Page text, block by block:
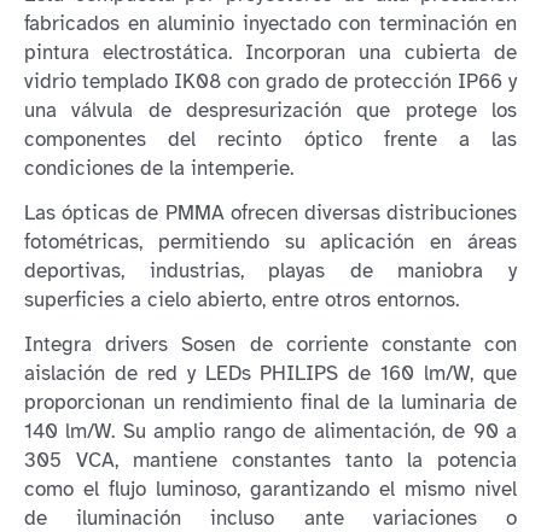
fabricados en aluminio inyectado con terminación en
pintura electrostática. Incorporan una cubierta de
vidrio templado IK08 con grado de protección IP66 y
una válvula de despresurización que protege los
componentes del recinto óptico frente a las
condiciones de la intemperie.
Las ópticas de PMMA ofrecen diversas distribuciones
fotométricas, permitiendo su aplicación en áreas
deportivas, industrias, playas de maniobra y
superficies a cielo abierto, entre otros entornos.
Integra drivers Sosen de corriente constante con
aislación de red y LEDs PHILIPS de 160 lm/W, que
proporcionan un rendimiento final de la luminaria de
140 lm/W. Su amplio rango de alimentación, de 90 a
305 VCA, mantiene constantes tanto la potencia
como el flujo luminoso, garantizando el mismo nivel
de iluminación incluso ante variaciones o